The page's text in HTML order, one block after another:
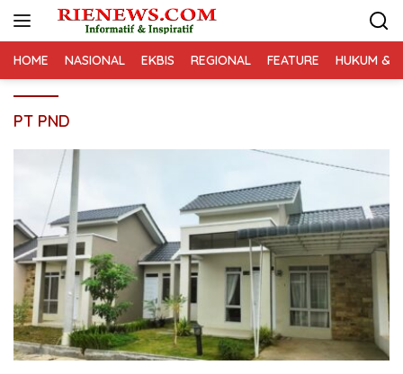
HOME NASIONAL EKBIS REGIONAL FEATURE HUKUM &
PT PND